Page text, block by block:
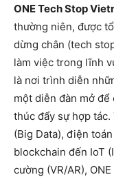
ONE Tech Stop
thường niên, được
dừng chân (tech
làm việc trong lĩnh
là nơi trình diễn
một diễn đàn mở
thúc đẩy sự hợp
(Big Data), điện
blockchain đến IoT
cường (VR/AR),